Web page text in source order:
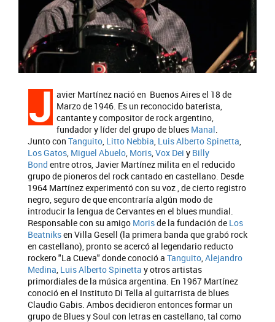
J avier Martínez nació en Buenos Aires el 18 de
Marzo de 1946. Es un reconocido baterista,
cantante y compositor de rock argentino,
fundador y líder del grupo de blues Manal.
Junto con Tanguito, Litto Nebbia, Luis Alberto Spinetta,
Los Gatos, Miguel Abuelo, Moris,Vox Dei y Billy
Bond entre otros, Javier Martínez milita en el reducido
grupo de pioneros del rock cantado en castellano. Desde
1964 Martínez experimentó con su voz , de cierto registro
negro, seguro de que encontraría algún modo de
introducir la lengua de Cervantes en el blues mundial.
Responsable con su amigo Morisde la fundación de Los
Beatniksen Villa Gesell (la primera banda que grabó rock
en castellano), pronto se acercó al legendario reducto
rockero "La Cueva" donde conoció a Tanguito,Alejandro
Medina, Luis Alberto Spinetta y otros artistas
primordiales de la música argentina. En 1967 Martínez
conoció en el Instituto Di Tella al guitarrista de blues
Claudio Gabis. Ambos decidieron entonces formar un
grupo de Blues y Soul con letras en castellano, tal como